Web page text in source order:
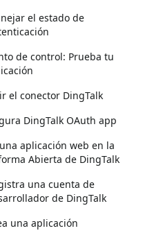
el estado de
de control: Prueba tu
el conector DingTalk
DingTalk OAuth app
aplicación web en la
Abierta de DingTalk
una cuenta de
de DingTalk
una aplicación